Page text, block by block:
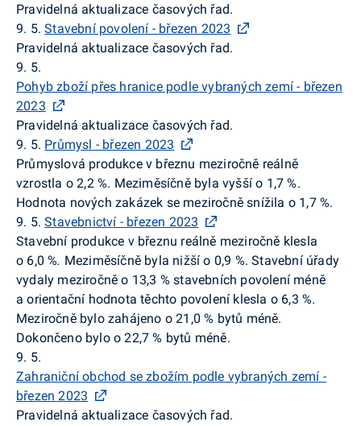
Pravidelná aktualizace časových řad.
9. 5.Stavební povolení - březen 2023
Pravidelná aktualizace časových řad.
9. 5.
Pohyb zboží přes hranice podle vybraných zemí - březen
2023
Pravidelná aktualizace časových řad.
9. 5. Průmysl - březen 2023
Průmyslová produkce v březnu meziročně reálně
vzrostla o 2,2 %. Meziměsíčně byla vyšší o 1,7 %.
Hodnota nových zakázek se meziročně snížila o 1,7 %.
9. 5.Stavebnictví - březen 2023
Stavební produkce v březnu reálně meziročně klesla
o 6,0 %. Meziměsíčně byla nižší o 0,9 %. Stavební úřady
vydaly meziročně o 13,3 % stavebních povolení méně
a orientační hodnota těchto povolení klesla o 6,3 %.
Meziročně bylo zahájeno o 21,0 % bytů méně.
Dokončeno bylo o 22,7 % bytů méně.
9. 5.
Zahraniční obchod se zbožím podle vybraných zemí -
březen 2023
Pravidelná aktualizace časových řad.